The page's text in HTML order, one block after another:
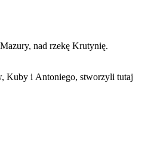
nad rzekę Krutynię.
Kuby i Antoniego, stworzyli tutaj